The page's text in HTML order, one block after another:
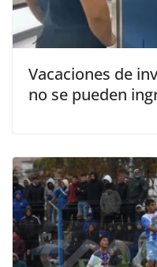
Vacaciones de
no se pueden